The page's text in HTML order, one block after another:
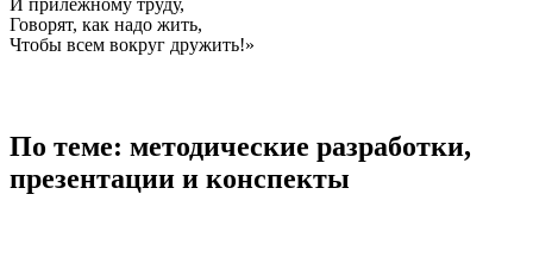
Говорят, как надо жить,
Чтобы всем вокруг дружить!»
По теме: методические разработки,
презентации и конспекты